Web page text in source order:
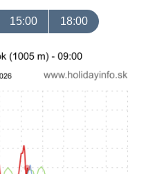
15:00 18:00